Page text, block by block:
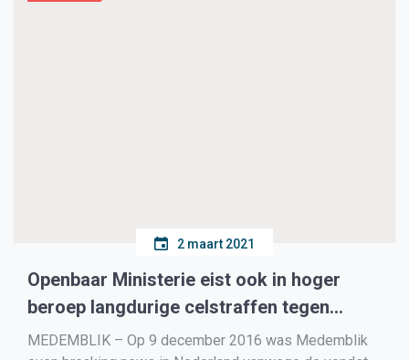
2 maart 2021
Openbaar Ministerie eist ook in hoger
beroep langdurige celstraffen tegen
cocaïnebende
MEDEMBLIK – Op 9 december 2016 was Medemblik